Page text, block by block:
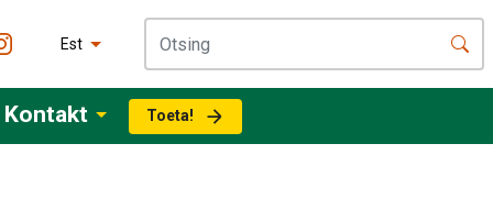
Est
Kontakt Toeta!